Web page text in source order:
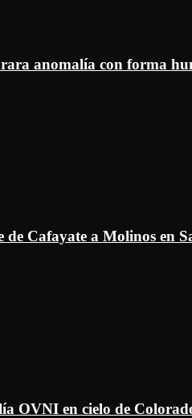
anomalía con forma
Cafayate a Molinos en
OVNI en cielo de